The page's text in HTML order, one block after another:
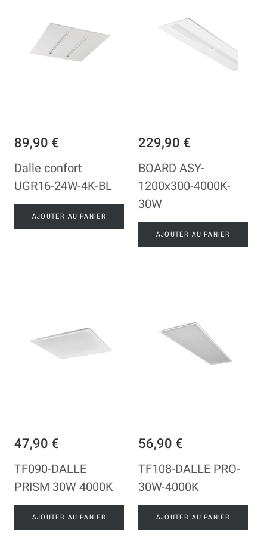
89,90 €
Dalle confort
UGR16-24W-4K-BL
AJOUTER AU PANIER
229,90 €
BOARD ASY-
1200x300-4000K-
30W
AJOUTER AU PANIER
47,90 €
TF090-DALLE
PRISM 30W 4000K
AJOUTER AU PANIER
56,90 €
TF108-DALLE PRO-
30W-4000K
AJOUTER AU PANIER